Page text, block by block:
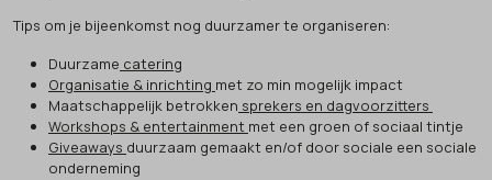
Tips om je bijeenkomst nog duurzamer te organiseren:
Duurzame catering
Organisatie & inrichting met zo min mogelijk impact
Maatschappelijk betrokken sprekers en dagvoorzitters
Workshops & entertainment met een groen of sociaal tintje
Giveaways duurzaam gemaakt en/of door sociale een sociale
onderneming